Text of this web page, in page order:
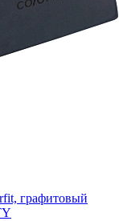
графитовый